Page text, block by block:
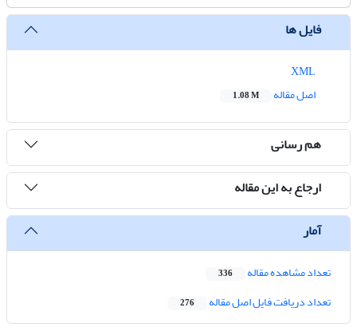
فایل ها
اصل مقاله
1.08 M
هم رسانی
ارجاع به این مقاله
آمار
تعداد مشاهده مقاله 336
تعداد دریافت فایل اصل مقاله 276